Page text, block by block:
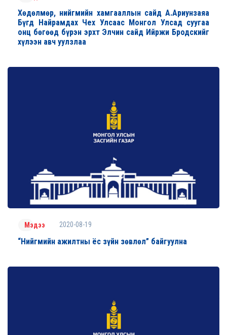
Хөдөлмөр, нийгмийн хамгааллын сайд А.Ариунзаяа
Бүгд Найрамдах Чех Улсаас Монгол Улсад суугаа
онц бөгөөд бүрэн эрхт Элчин сайд Ийржи Бродскийг
хүлээн авч уулзлаа
Мэдээ 2020-08-19
“Нийгмийн ажилтны ёс зүйн зөвлөл” байгуулна